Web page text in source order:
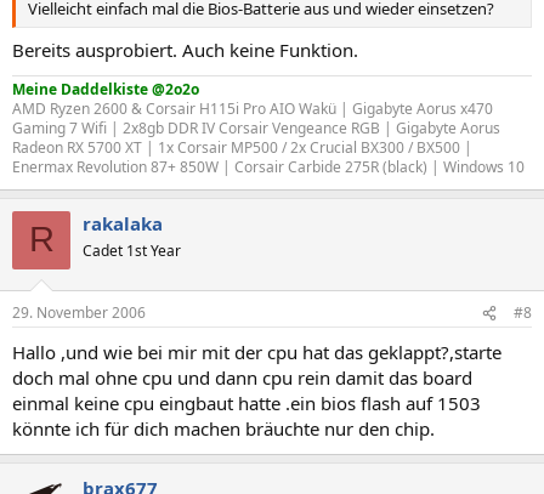
Vielleicht einfach mal die Bios-Batterie aus und wieder einsetzen?
Bereits ausprobiert. Auch keine Funktion.
Meine Daddelkiste @2o2o
AMD Ryzen 2600 & Corsair H115i Pro AIO Wakü | Gigabyte Aorus x470
Gaming 7 Wifi | 2x8gb DDR IV Corsair Vengeance RGB | Gigabyte Aorus
Radeon RX 5700 XT | 1x Corsair MP500 / 2x Crucial BX300 / BX500 |
Enermax Revolution 87+ 850W | Corsair Carbide 275R (black) | Windows 10
R rakalaka
Cadet 1st Year
29. November 2006 #8
Hallo ,und wie bei mir mit der cpu hat das geklappt?,starte
doch mal ohne cpu und dann cpu rein damit das board
einmal keine cpu eingbaut hatte .ein bios flash auf 1503
könnte ich für dich machen bräuchte nur den chip.
brax677